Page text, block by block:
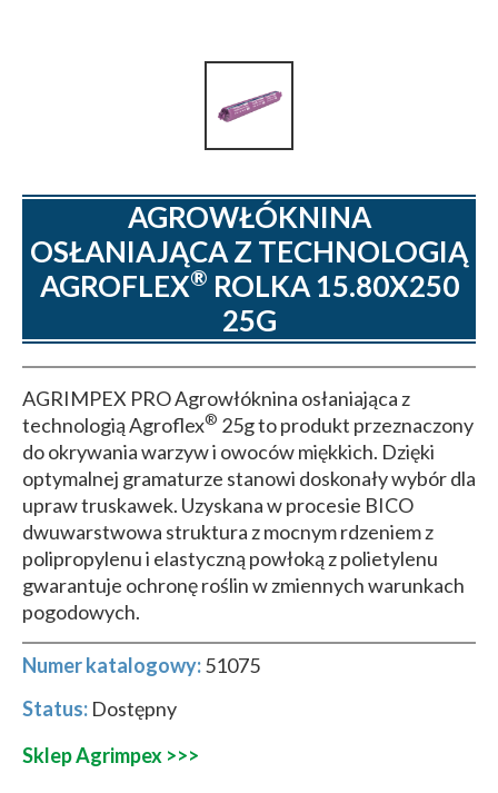
AGROWŁÓKNINA
OSŁANIAJĄCA Z TECHNOLOGIĄ
AGROFLEX® ROLKA 15.80X250
25G
AGRIMPEX PRO Agrowłóknina osłaniająca z
technologią Agroflex® 25g to produkt przeznaczony
do okrywania warzyw i owoców miękkich. Dzięki
optymalnej gramaturze stanowi doskonały wybór dla
upraw truskawek. Uzyskana w procesie BICO
dwuwarstwowa struktura z mocnym rdzeniem z
polipropylenu i elastyczną powłoką z polietylenu
gwarantuje ochronę roślin w zmiennych warunkach
pogodowych.
Numer katalogowy:51075
Status: Dostępny
Sklep Agrimpex >>>